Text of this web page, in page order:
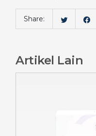
Share:
Artikel Lain